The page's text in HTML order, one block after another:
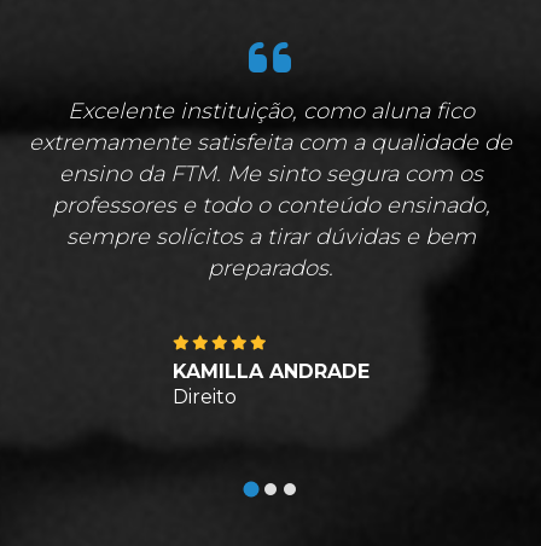
Excelente instituição, como aluna fico
extremamente satisfeita com a qualidade de
ensino da FTM. Me sinto segura com os
professores e todo o conteúdo ensinado,
sempre solícitos a tirar dúvidas e bem
preparados.
KAMILLA ANDRADE
Direito